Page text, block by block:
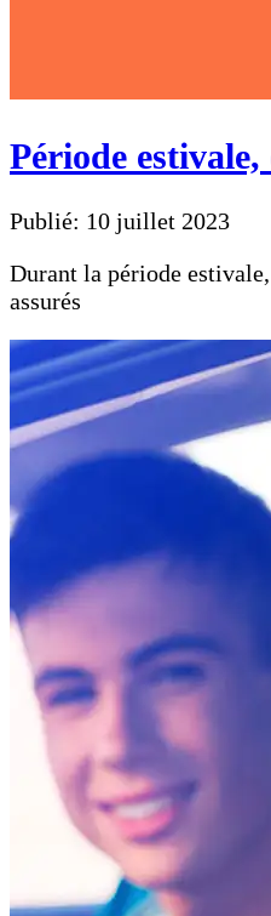
Période estivale,
Publié: 10 juillet 2023
Durant la période
assurés